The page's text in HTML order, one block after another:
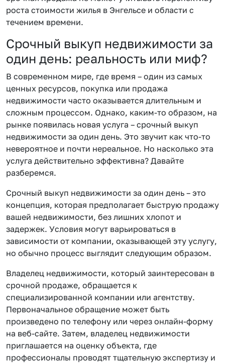
роста стоимости жилья в Энгельсе и области с
течением времени.
Срочный выкуп недвижимости за
один день: реальность или миф?
В современном мире, где время – один из самых
ценных ресурсов, покупка или продажа
недвижимости часто оказывается длительным и
сложным процессом. Однако, каким-то образом, на
рынке появилась новая услуга – срочный выкуп
недвижимости за один день. Это звучит как что-то
невероятное и почти нереальное. Но насколько эта
услуга действительно эффективна? Давайте
разберемся.
Срочный выкуп недвижимости за один день – это
концепция, которая предполагает быструю продажу
вашей недвижимости, без лишних хлопот и
задержек. Условия могут варьироваться в
зависимости от компании, оказывающей эту услугу,
но обычно процесс выглядит следующим образом.
Владелец недвижимости, который заинтересован в
срочной продаже, обращается к
специализированной компании или агентству.
Первоначальное обращение может быть
произведено по телефону или через онлайн-форму
на веб-сайте. Затем, владелец недвижимости
приглашается на оценку объекта, где
профессионалы проводят тщательную экспертизу и